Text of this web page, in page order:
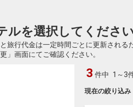
ルを選択してくださ
旅行代金は一定時間ごとに更新され
」画面にてご確認ください。
現在の絞り込み
3 件中 1～3